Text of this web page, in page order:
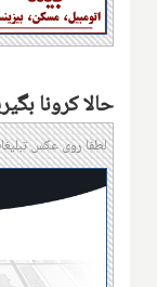
حالا کرونا
لطفا روی عکس